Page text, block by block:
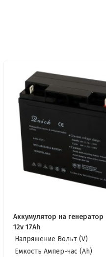
Аккумулятор на генератор
12v 17Ah
Напряжение Вольт (V)
Емкость Ампер-час (Ah)